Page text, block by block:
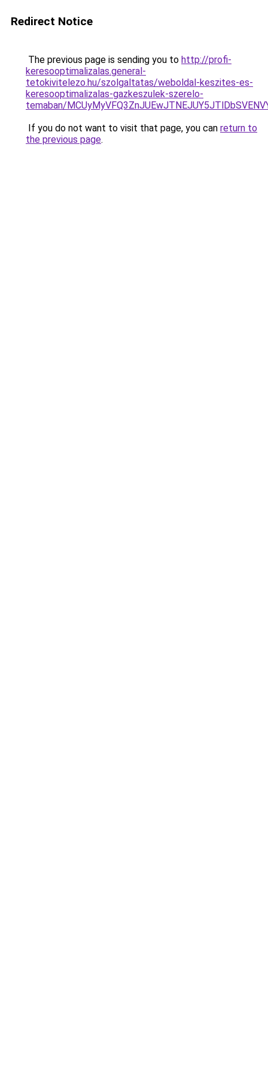
Redirect Notice
The previous page is sending you to http://profi-
keresooptimalizalas.general-
tetokivitelezo.hu/szolgaltatas/weboldal-keszites-es-
keresooptimalizalas-gazkeszulek-szerelo-
temaban/
If you do not want to visit that page, you can return to
the previous page.